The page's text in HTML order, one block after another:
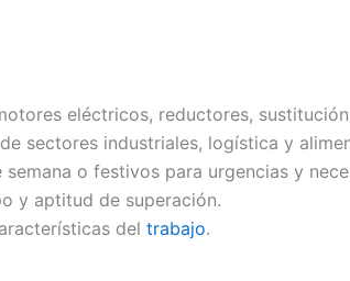
eléctricos, reductores,
sectores industriales, logística y
o festivos para urgencias y
y aptitud de superación.
del trabajo.